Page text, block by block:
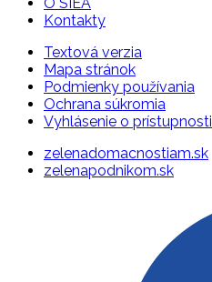
Kontakty
Textová verzia
Mapa stránok
Podmienky používania
Ochrana súkromia
Vyhlásenie o prístupnosti
zelenadomacnostiam.sk
zelenapodnikom.sk